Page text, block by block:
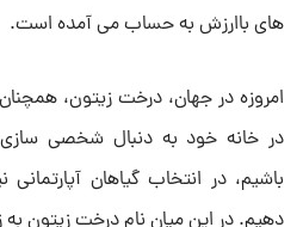
های باارزش به حساب می آمده است.
امروزه در جهان، درخت زیتون،
در خانه خود به دنبال شخصی سازی
باشیم، در انتخاب گیاهان
دهیم. در این میان نام درخت زیتون